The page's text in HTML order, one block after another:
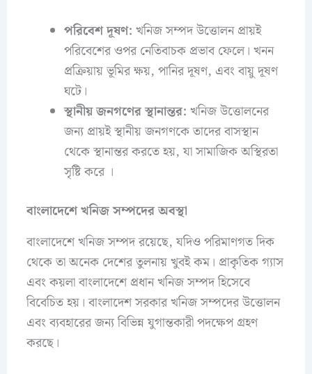
পরিবেশ দূষণ: খনিজ সম্পদ উত্তোলন প্রায়ই
পরিবেশের ওপর নেতিবাচক প্রভাব ফেলে। খনন
প্রক্রিয়ায় ভূমির ক্ষয়, পানির দূষণ, এবং বায়ু দূষণ
ঘটে।
স্থানীয় জনগণের স্থানান্তর: খনিজ উত্তোলনের
জন্য প্রায়ই স্থানীয় জনগণকে তাদের বাসস্থান
থেকে স্থানান্তর করতে হয়, যা সামাজিক অস্থিরতা
সৃষ্টি করে ।
বাংলাদেশে খনিজ সম্পদের অবস্থা
বাংলাদেশে খনিজ সম্পদ রয়েছে, যদিও পরিমাণগত দিক
থেকে তা অনেক দেশের তুলনায় খুবই কম। প্রাকৃতিক গ্যাস
এবং কয়লা বাংলাদেশে প্রধান খনিজ সম্পদ হিসেবে
বিবেচিত হয়। বাংলাদেশ সরকার খনিজ সম্পদের উত্তোলন
এবং ব্যবহারের জন্য বিভিন্ন যুগান্তকারী পদক্ষেপ গ্রহণ
করছে।